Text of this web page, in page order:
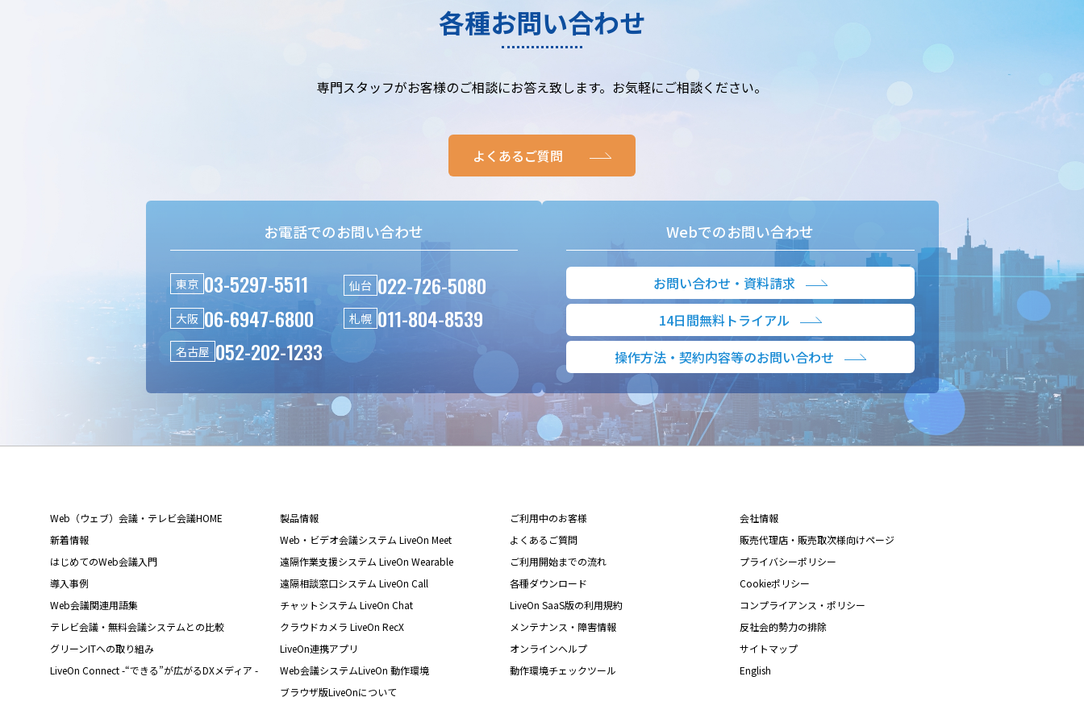
各種お問い合わせ
専門スタッフがお客様のご相談にお答え致します。お気軽にご相談ください。
よくあるご質問
お電話でのお問い合わせ
東京 03-5297-5511 仙台 022-726-5080
大阪 06-6947-6800 札幌 011-804-8539
名古屋 052-202-1233
Webでのお問い合わせ
お問い合わせ・資料請求
14日間無料トライアル
操作方法・契約内容等のお問い合わせ
Web（ウェブ）会議・テレビ会議HOME
新着情報
はじめてのWeb会議入門
導入事例
Web会議関連用語集
テレビ会議・無料会議システムとの比較
グリーンITへの取り組み
LiveOn Connect -“できる”が広がるDXメディア -
製品情報
Web・ビデオ会議システム LiveOn Meet
遠隔作業支援システム LiveOn Wearable
遠隔相談窓口システム LiveOn Call
チャットシステム LiveOn Chat
クラウドカメラ LiveOn RecX
LiveOn連携アプリ
Web会議システムLiveOn 動作環境
ブラウザ版LiveOnについて
ご利用中のお客様
よくあるご質問
ご利用開始までの流れ
各種ダウンロード
LiveOn SaaS版の利用規約
メンテナンス・障害情報
オンラインヘルプ
動作環境チェックツール
会社情報
販売代理店・販売取次様向けページ
プライバシーポリシー
Cookieポリシー
コンプライアンス・ポリシー
反社会的勢力の排除
サイトマップ
English